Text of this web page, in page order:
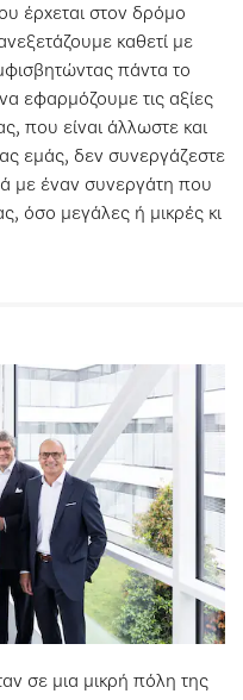
έρχεται στον δρόμο
καθετί με
πάντα το
εφαρμόζουμε τις αξίες
που είναι άλλωστε και
εμάς, δεν συνεργάζεστε
με έναν συνεργάτη που
όσο μεγάλες ή μικρές κι
σε μια μικρή πόλη της